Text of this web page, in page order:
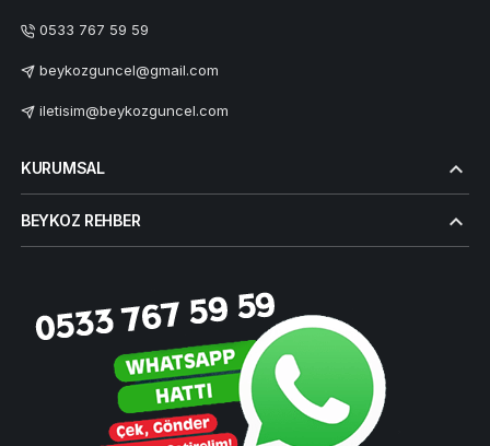
0533 767 59 59
beykozguncel@gmail.com
iletisim@beykozguncel.com
KURUMSAL
BEYKOZ REHBER